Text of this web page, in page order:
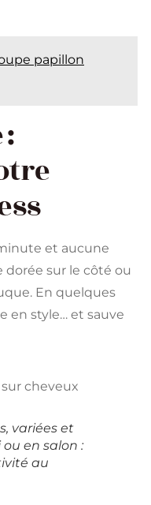
papillon
et aucune
dorée sur le côté ou
En quelques
en style… et sauve
variées et
ou en salon :
au